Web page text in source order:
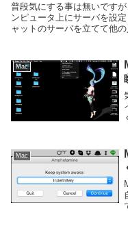
普段気にする事は無いです
ンピュータ上にサーバを設
ャットのサーバを立てて他
Mac
Mac